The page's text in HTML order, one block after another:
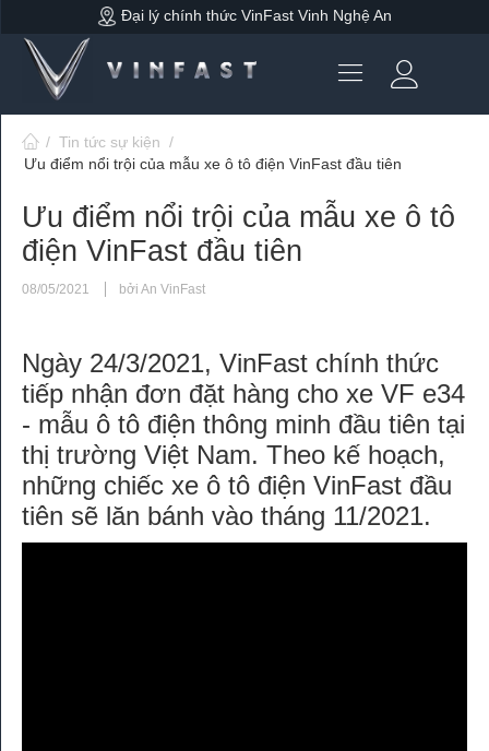
Đại lý chính thức VinFast Vinh Nghệ An
/ Tin tức sự kiện /
Ưu điểm nổi trội của mẫu xe ô tô điện VinFast đầu tiên
Ưu điểm nổi trội của mẫu xe ô tô
điện VinFast đầu tiên
08/05/2021 bởi An VinFast
Ngày 24/3/2021, VinFast chính thức
tiếp nhận đơn đặt hàng cho xe VF e34
- mẫu ô tô điện thông minh đầu tiên tại
thị trường Việt Nam. Theo kế hoạch,
những chiếc xe ô tô điện VinFast đầu
tiên sẽ lăn bánh vào tháng 11/2021.